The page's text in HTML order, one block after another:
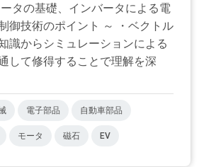
タの基礎、インバータによる電
御技術のポイント ～ ・ベクトル
識からシミュレーションによる
して修得することで理解を深
電子部品 自動車部品
モータ 磁石 EV